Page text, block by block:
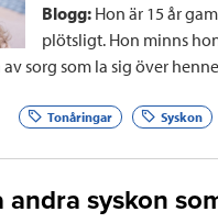
Blogg: Hon är 15 år
plötsligt. Hon minns
sorg som la sig över
Tonåringar Syskon
andra syskon